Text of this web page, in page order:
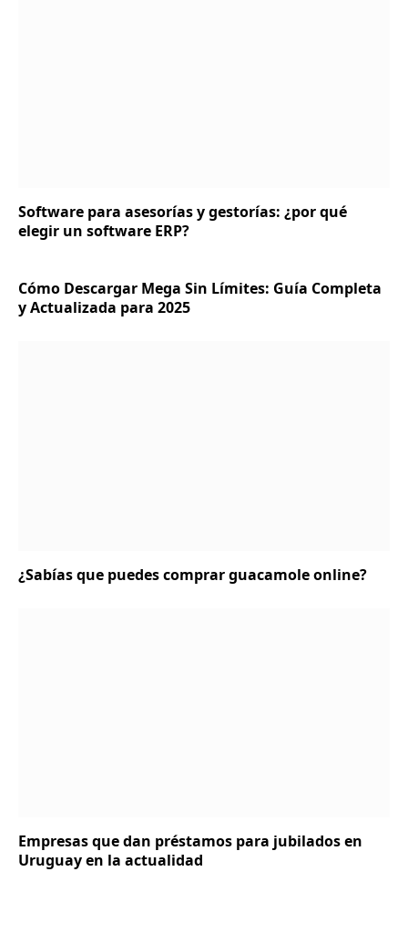
Software para asesorías y gestorías: ¿por qué
elegir un software ERP?
Cómo Descargar Mega Sin Límites: Guía Completa
y Actualizada para 2025
¿Sabías que puedes comprar guacamole online?
Empresas que dan préstamos para jubilados en
Uruguay en la actualidad